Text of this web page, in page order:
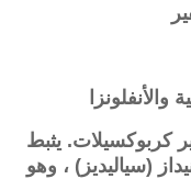
والأنفلونزا
كربوكسيلات. يثبط
(سياليديز) ، وهو